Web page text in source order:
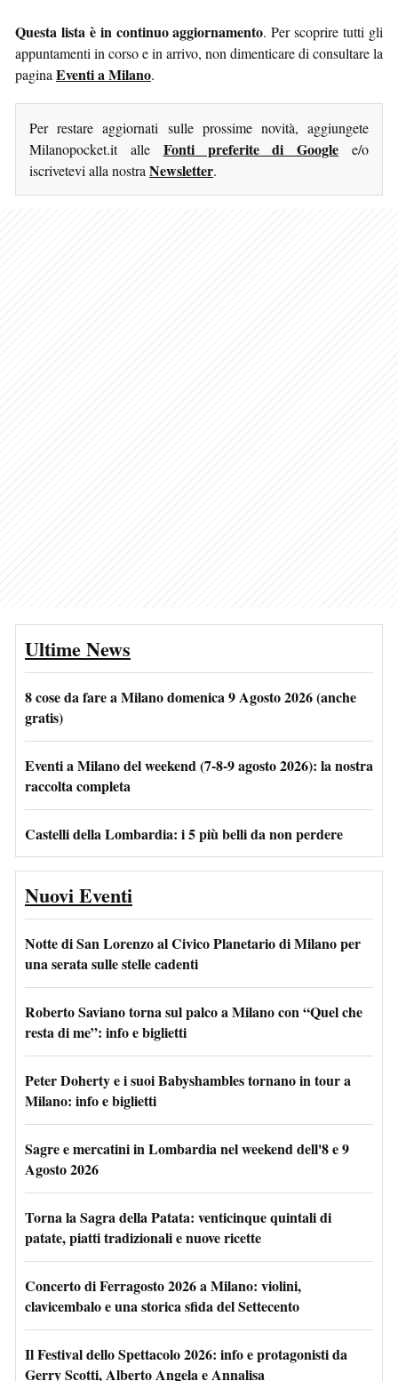
Questa lista è in continuo aggiornamento. Per scoprire tutti gli
appuntamenti in corso e in arrivo, non dimenticare di consultare la
pagina Eventi a Milano.
Per restare aggiornati sulle prossime novità, aggiungete
Milanopocket.it alle Fonti preferite di Google e/o
iscrivetevi alla nostra Newsletter.
Ultime News
8 cose da fare a Milano domenica 9 Agosto 2026 (anche
gratis)
Eventi a Milano del weekend (7-8-9 agosto 2026): la nostra
raccolta completa
Castelli della Lombardia: i 5 più belli da non perdere
Nuovi Eventi
Notte di San Lorenzo al Civico Planetario di Milano per
una serata sulle stelle cadenti
Roberto Saviano torna sul palco a Milano con “Quel che
resta di me”: info e biglietti
Peter Doherty e i suoi Babyshambles tornano in tour a
Milano: info e biglietti
Sagre e mercatini in Lombardia nel weekend dell'8 e 9
Agosto 2026
Torna la Sagra della Patata: venticinque quintali di
patate, piatti tradizionali e nuove ricette
Concerto di Ferragosto 2026 a Milano: violini,
clavicembalo e una storica sfida del Settecento
Il Festival dello Spettacolo 2026: info e protagonisti da
Gerry Scotti, Alberto Angela e Annalisa